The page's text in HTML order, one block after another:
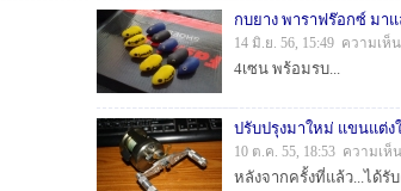
กบยาง พาราฟร๊อกซ์ มาแ
14 มิ.ย. 56, 15:49 ความเห็
4เซน พร้อมรบ...
ปรับปรุงมาใหม่ แขนแต่ง
10 ต.ค. 55, 18:53 ความเห็